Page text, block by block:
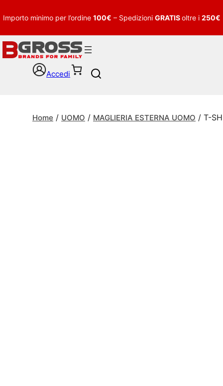
Importo minimo per l’ordine 100€ – Spedizioni GRATISoltre i 250€
Accedi
c
Home / UOMO / MAGLIERIA ESTERNA UOMO / T-